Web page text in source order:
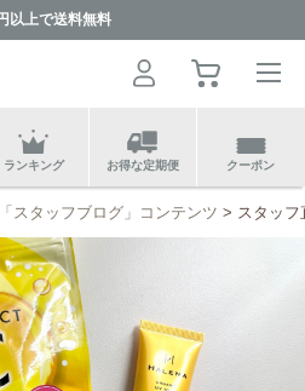
以上で送料無料
ランキング お得な定期便 クーポン
「スタッフブログ」コンテンツ スタッ